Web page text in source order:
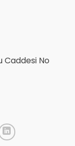
Caddesi No